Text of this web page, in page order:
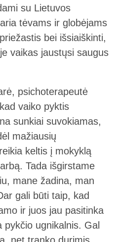
su Lietuvos
tėvams ir globėjams
bei išsiaiškinti,
vaikas jaustųsi saugus
psichoterapeutė
vaiko pyktis
sunkiai suvokiamas,
mažiausių
keltis į mokyklą
Tada išgirstame
mane žadina, man
gali būti taip, kad
ir juos jau pasitinka
ugnikalnis. Gal